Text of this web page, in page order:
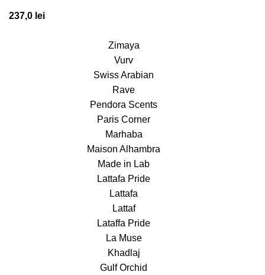
237,0 lei
Zimaya
Vurv
Swiss Arabian
Rave
Pendora Scents
Paris Corner
Marhaba
Maison Alhambra
Made in Lab
Lattafa Pride
Lattafa
Lattaf
Lataffa Pride
La Muse
Khadlaj
Gulf Orchid